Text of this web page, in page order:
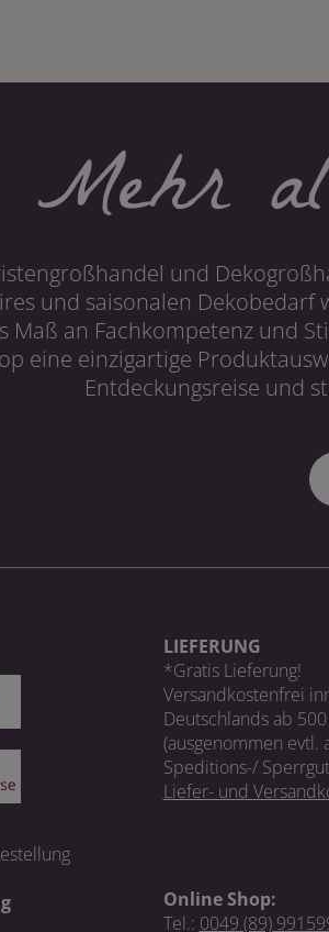
Mehr
und
und saisonalen
Maß an Fachkompetenz und
eine einzigartige
Entdeckungsreise und
LIEFERUNG
*Gratis Lieferung!
Versandkostenfrei
Deutschlands ab
(ausgenommen evtl.
Speditions-/
Liefer- und
Online Shop:
Tel.: 0049 (89)